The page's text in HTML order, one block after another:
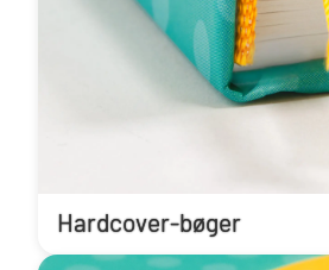
Hardcover-bøger